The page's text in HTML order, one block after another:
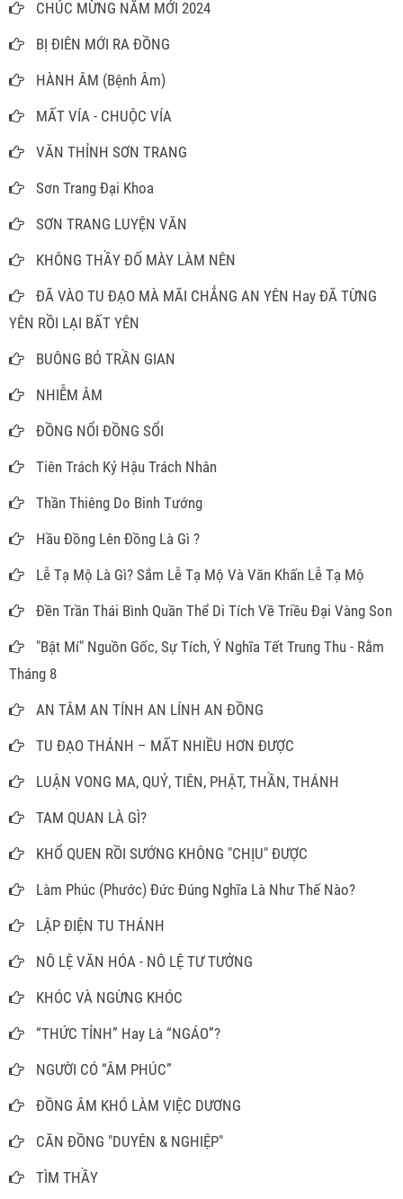
CHÚC MỪNG NĂM MỚI 2024
BỊ ĐIÊN MỚI RA ĐỒNG
HÀNH ÂM (Bệnh Âm)
MẤT VÍA - CHUỘC VÍA
VĂN THỈNH SƠN TRANG
Sơn Trang Đại Khoa
SƠN TRANG LUYỆN VĂN
KHÔNG THẦY ĐỐ MÀY LÀM NÊN
ĐÃ VÀO TU ĐẠO MÀ MÃI CHẲNG AN YÊN Hay ĐÃ TỪNG
YÊN RỒI LẠI BẤT YÊN
BUÔNG BỎ TRẦN GIAN
NHIỄM ÂM
ĐỒNG NỔI ĐỒNG SỔI
Tiên Trách Kỷ Hậu Trách Nhân
Thần Thiêng Do Binh Tướng
Hầu Đồng Lên Đồng Là Gì ?
Lễ Tạ Mộ Là Gì? Sắm Lễ Tạ Mộ Và Văn Khấn Lễ Tạ Mộ
Đền Trần Thái Bình Quần Thể Di Tích Về Triều Đại Vàng Son
"Bật Mí" Nguồn Gốc, Sự Tích, Ý Nghĩa Tết Trung Thu - Rằm
Tháng 8
AN TÂM AN TÍNH AN LÍNH AN ĐỒNG
TU ĐẠO THÁNH – MẤT NHIỀU HƠN ĐƯỢC
LUẬN VONG MA, QUỶ, TIÊN, PHẬT, THẦN, THÁNH
TAM QUAN LÀ GÌ?
KHỔ QUEN RỒI SƯỚNG KHÔNG "CHỊU" ĐƯỢC
Làm Phúc (Phước) Đức Đúng Nghĩa Là Như Thế Nào?
LẬP ĐIỆN TU THÁNH
NÔ LỆ VĂN HÓA - NÔ LỆ TƯ TƯỞNG
KHÓC VÀ NGỪNG KHÓC
“THỨC TỈNH” Hay Là “NGÁO”?
NGƯỜI CÓ “ÂM PHÚC”
ĐỒNG ÂM KHÓ LÀM VIỆC DƯƠNG
CĂN ĐỒNG "DUYÊN & NGHIỆP"
TÌM THẦY